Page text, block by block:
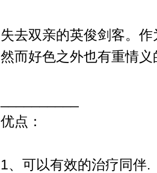
失去双亲的英俊剑客。
然而好色之外也有重情
优点：
1、可以有效的治疗同伴.